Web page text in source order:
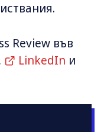
Review във
LinkedIn и